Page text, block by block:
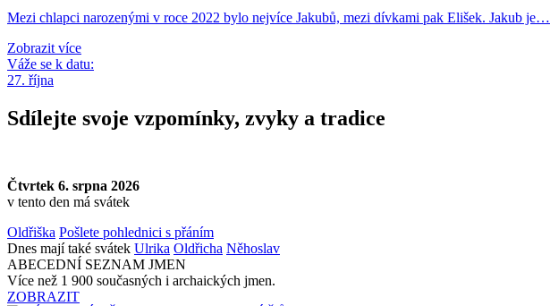
Mezi chlapci narozenými v roce 2022 bylo nejvíce Jakubů, mezi dívkami pak Elišek. Jakub je…
Zobrazit více
Váže se k datu:
27. října
Sdílejte svoje vzpomínky, zvyky a tradice
Čtvrtek 6. srpna 2026
v tento den má svátek
Oldřiška Pošlete pohlednici s přáním
Dnes mají také svátek Ulrika Oldřicha Něhoslav
ABECEDNÍ SEZNAM JMEN
Více než 1 900 současných i archaických jmen.
ZOBRAZIT